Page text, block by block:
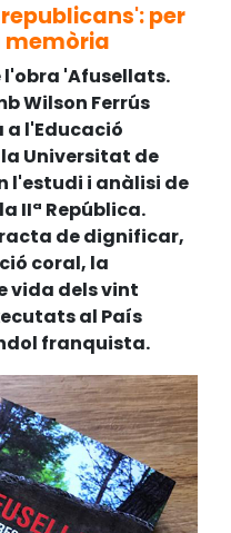
per
memòria
'Afusellats.
Wilson Ferrús
a l'Educació
Universitat de
l'estudi i anàlisi de
IIª República.
de dignificar,
coral, la
vida dels vint
al País
franquista.